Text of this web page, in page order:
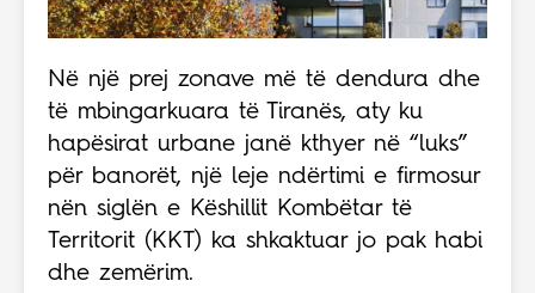
Në një prej zonave më të dendura dhe
të mbingarkuara të Tiranës, aty ku
hapësirat urbane janë kthyer në “luks”
për banorët, një leje ndërtimi e firmosur
nën siglën e Këshillit Kombëtar të
Territorit (KKT) ka shkaktuar jo pak habi
dhe zemërim.